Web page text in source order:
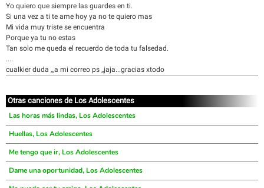
Yo quiero que siempre las guardes en ti.
Si una vez a ti te ame hoy ya no te quiero mas
Mi vida muy triste se encuentra
Porque ya tu no estas
Tan solo me queda el recuerdo de toda tu falsedad.
....
cualkier duda ,,,a mi correo ps ,,jaja...gracias xtodo
Otras canciones de Los Adolescentes
Las horas más lindas, Los Adolescentes
Huellas, Los Adolescentes
Me tengo que ir, Los Adolescentes
Dame una oportunidad, Los Adolescentes